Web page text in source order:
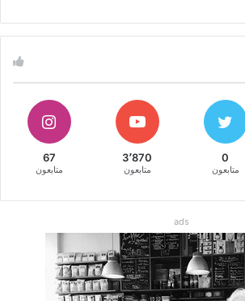
0
متابعون
3٬870
متابعون
67
متابعون
ads